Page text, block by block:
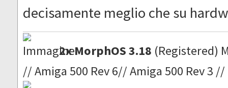
decisamente meglio che su
2x MorphOS 3.18 (Registered)
// Amiga 500 Rev 6// Amiga 500 Rev 3 //